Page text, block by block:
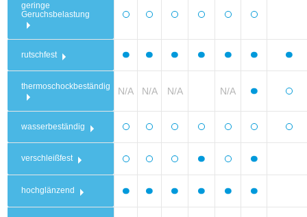
geringe
Geruchsbelastung
rutschfest
thermoschockbeständig N/A N/A N/A N/A
wasserbeständig
verschleißfest
hochglänzend